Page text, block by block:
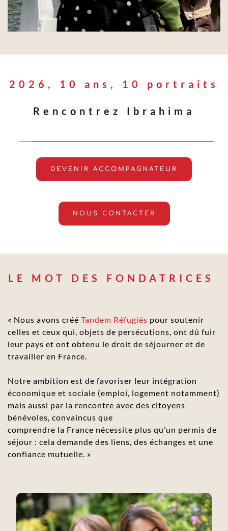
2026, 10 ans, 10 portraits
Rencontrez Ibrahima
DEVENIR ACCOMPAGNATEUR
NOUS CONTACTER
LE MOT DES FONDATRICES
« Nous avons créé Tandem Réfugiés pour soutenir
celles et ceux qui, objets de persécutions, ont dû fuir
leur pays et ont obtenu le droit de séjourner et de
travailler en France.
Notre ambition est de favoriser leur intégration
économique et sociale (emploi, logement notamment)
mais aussi par la rencontre avec des citoyens
bénévoles, convaincus que
comprendre la France nécessite plus qu’un permis de
séjour : cela demande des liens, des échanges et une
confiance mutuelle. »